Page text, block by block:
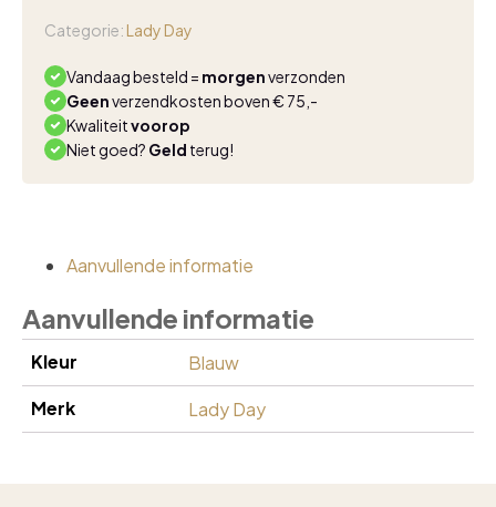
baby
aantal
Categorie: Lady Day
Vandaag besteld = morgenverzonden
Geenverzendkosten boven € 75,-
Kwaliteitvoorop
Niet goed? Geld terug!
Aanvullende informatie
Aanvullende informatie
Kleur
Blauw
Merk
Lady Day